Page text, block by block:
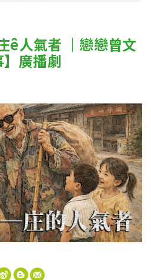
ê人氣者 │戀戀曾文
廣播劇